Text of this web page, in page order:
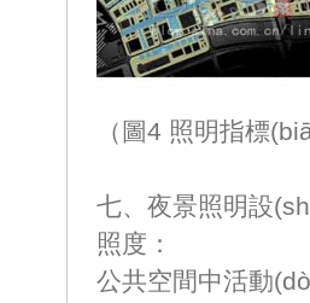
（圖4 照明指標
七、夜景照明設
照度：
公共空間中活動